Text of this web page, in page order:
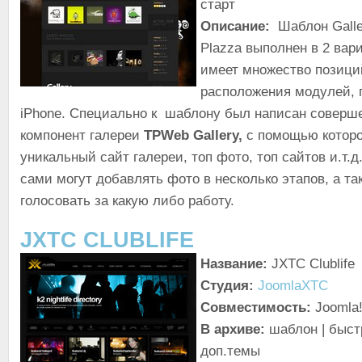
старт
Описание:
Шаблон
Plazza выполнен в 2
имеет множество
расположения модулей,
iPhone. Специально к шаблону был написан
компонент галереи TPWeb Gallery, с помощью
уникальный сайт галереи, топ фото, топ сайтов
сами могут добавлять фото в несколько этапов, а
голосовать за какую либо работу.
JXTC CLUBLIFE
Название: JXTC Clublife
Студия: JoomlaXTC
Совместимость:
В архиве: шаблон |
доп.темы